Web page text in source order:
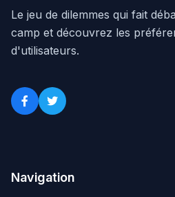
Le jeu de dilemmes qui fait
camp et découvrez les
d'utilisateurs.
Navigation